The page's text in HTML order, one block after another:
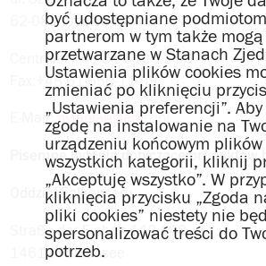
62-081 Przeźmierowo
Centrala: +48 61-650-11-00
Fax:+48 61-650-11-99
E-Mail:pytania@herlitz.pl
Pisemne pytania dotyczące produktów
Oddział Falkensee:
Straße der Einheit 142-148
14612 Falkensee
być udostępniane
partnerom w tym także mogą
przetwarzane w Stanach
Ustawienia plików cookies
zmieniać po kliknięciu
„Ustawienia preferencji”.
zgodę na instalowanie na
urządzeniu końcowym
wszystkich kategorii, kliknij
„Akceptuję wszystko”. W
kliknięcia przycisku „Zgoda
pliki cookies” niestety nie
spersonalizować treści do
potrzeb.